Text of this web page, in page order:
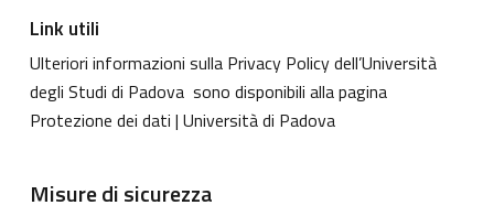
Link utili
Ulteriori informazioni sulla Privacy Policy dell’Università
degli Studi di Padova sono disponibili alla pagina
Protezione dei dati | Università di Padova
Misure di sicurezza